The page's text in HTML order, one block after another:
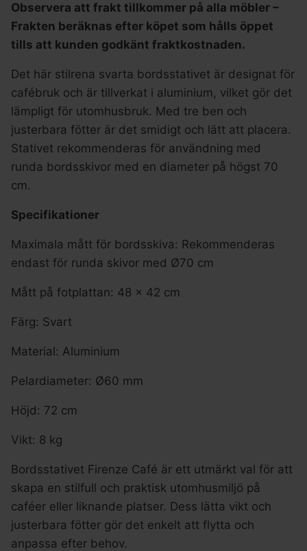
Observera att frakt tillkommer på alla möbler –
Frakten beräknas efter köpet som hålls öppet
tills att kunden godkänt fraktkostnaden.
Det här stilrena svarta bordsstativet är designat för
cafébruk och är tillverkat i aluminium, vilket gör det
lämpligt för utomhusbruk. Med tre ben och
justerbara fötter är det smidigt och lätt att placera.
Stativet rekommenderas för användning med
runda bordsskivor med en diameter på högst 70
cm.
Specifikationer
Maximala mått för bordsskiva: Rekommenderas
endast för runda skivor med Ø70 cm
Mått på fotplattan: 48 x 42 cm
Färg: Svart
Material: Aluminium
Pelardiameter: Ø60 mm
Höjd: 72 cm
Vikt: 8 kg
Bordsstativet Firenze Café är ett utmärkt val för att
skapa en stilfull och praktisk utomhusmiljö på
caféer eller liknande platser. Dess lätta vikt och
justerbara fötter gör det enkelt att flytta och
anpassa efter behov.